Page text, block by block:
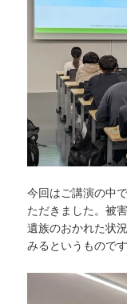
今回はご講演の中
ただきました。被
遺族のおかれた状
みるというもので